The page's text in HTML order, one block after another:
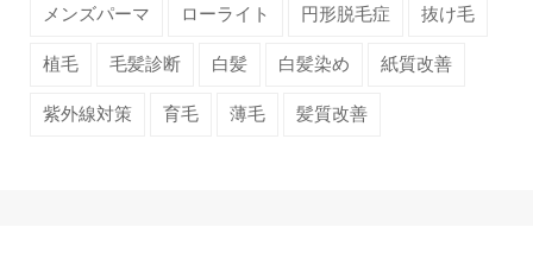
メンズパーマ
ローライト 円形脱毛症
抜け毛
植毛
毛髪診断 白髪 白髪染め
紙質改善
紫外線対策
育毛 薄毛 髪質改善